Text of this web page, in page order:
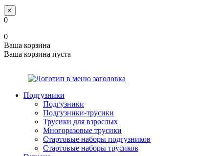
×
0
0
Ваша корзина
Ваша корзина пуста
Подгузники
Подгузники
Подгузники-трусики
Трусики для взрослых
Многоразовые трусики
Стартовые наборы подгузников
Стартовые наборы трусиков